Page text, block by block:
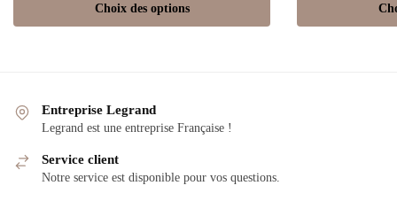
Choix des options
Entreprise Legrand
Legrand est une entreprise Française !
Service client
Notre service est disponible pour vos questions.